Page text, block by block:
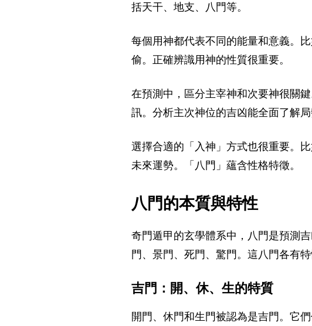
括天干、地支、八門等。
每個用神都代表不同的能量和意義。
偷。正確辨識用神的性質很重要。
在預測中，區分主宰神和次要神很關
訊。分析主次神位的吉凶能全面了解局
選擇合適的「入神」方式也很重要。
未來運勢。「八門」蘊含性格特徵。
八門的本質與特性
奇門遁甲的玄學體系中，八門是預測
門、景門、死門、驚門。這八門各有
吉門：開、休、生的特質
開門、休門和生門被認為是吉門。它